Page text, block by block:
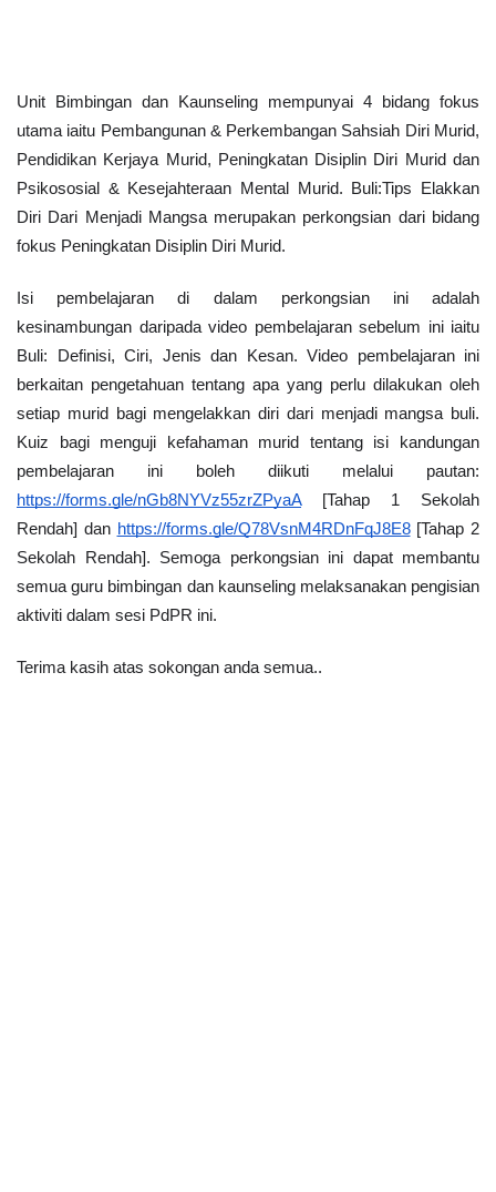
Unit Bimbingan dan Kaunseling mempunyai 4 bidang fokus
utama iaitu Pembangunan & Perkembangan Sahsiah Diri Murid,
Pendidikan Kerjaya Murid, Peningkatan Disiplin Diri Murid dan
Psikososial & Kesejahteraan Mental Murid. Buli:Tips Elakkan
Diri Dari Menjadi Mangsa merupakan perkongsian dari bidang
fokus Peningkatan Disiplin Diri Murid.
Isi pembelajaran di dalam perkongsian ini adalah
kesinambungan daripada video pembelajaran sebelum ini iaitu
Buli: Definisi, Ciri, Jenis dan Kesan. Video pembelajaran ini
berkaitan pengetahuan tentang apa yang perlu dilakukan oleh
setiap murid bagi mengelakkan diri dari menjadi mangsa buli.
Kuiz bagi menguji kefahaman murid tentang isi kandungan
https://forms.gle/nGb8NYVz55zrZPyaA [Tahap 1 Sekolah
Rendah] dan https://forms.gle/Q78VsnM4RDnFqJ8E8 [Tahap 2
Sekolah Rendah]. Semoga perkongsian ini dapat membantu
semua guru bimbingan dan kaunseling melaksanakan pengisian
aktiviti dalam sesi PdPR ini.
Terima kasih atas sokongan anda semua..